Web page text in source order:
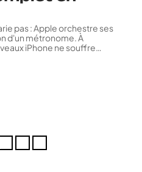
pas : Apple orchestre ses
d'un métronome. À
iPhone ne souffre